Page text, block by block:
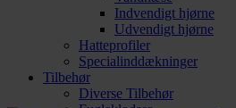
Indvendigt hjørne
Udvendigt hjørne
Hatteprofiler
Specialinddækninger
Tilbehør
Diverse Tilbehør